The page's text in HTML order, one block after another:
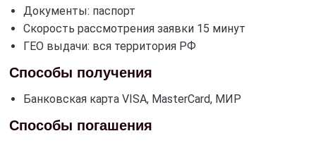
Документы: паспорт
Скорость рассмотрения заявки 15 минут
ГЕО выдачи: вся территория РФ
Способы получения
Банковская карта VISA, MasterCard, МИР
Способы погашения